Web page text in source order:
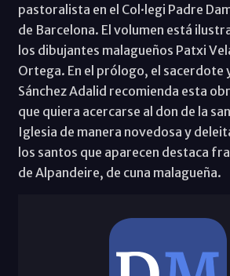
pastoralista en el Col·legi Padre
de Barcelona. El volumen está
los dibujantes malagueños Patxi
Ortega. En el prólogo, el sacerdote
Sánchez Adalid recomienda esta
que quiera acercarse al don de la
Iglesia de manera novedosa y
los santos que aparecen destaca
de Alpandeire, de cuna malagueña.